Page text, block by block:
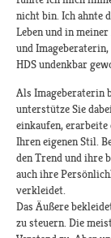
nicht bin. Ich ahnte
Leben und in
und
HDS undenkbar
Als Imageberaterin
unterstütze Sie
einkaufen,
Ihren eigenen Stil.
den Trend und ihre
auch ihre
verkleidet.
Das Äußere
zu steuern. Die